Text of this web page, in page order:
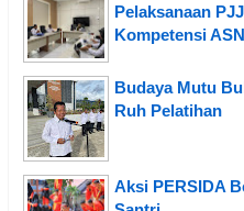
Pelaksanaan
Kompetensi
Budaya Mutu
Ruh Pelatihan
Aksi PERSIDA